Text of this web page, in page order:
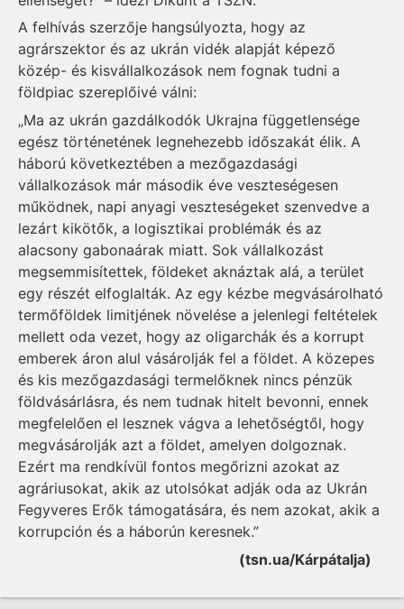
A felhívás szerzője hangsúlyozta, hogy az
agrárszektor és az ukrán vidék alapját képező
közép- és kisvállalkozások nem fognak tudni a
földpiac szereplőivé válni:
„Ma az ukrán gazdálkodók Ukrajna függetlensége
egész történetének legnehezebb időszakát élik. A
háború következtében a mezőgazdasági
vállalkozások már második éve veszteségesen
működnek, napi anyagi veszteségeket szenvedve a
lezárt kikötők, a logisztikai problémák és az
alacsony gabonaárak miatt. Sok vállalkozást
megsemmisítettek, földeket aknáztak alá, a terület
egy részét elfoglalták. Az egy kézbe megvásárolható
termőföldek limitjének növelése a jelenlegi feltételek
mellett oda vezet, hogy az oligarchák és a korrupt
emberek áron alul vásárolják fel a földet. A közepes
és kis mezőgazdasági termelőknek nincs pénzük
földvásárlásra, és nem tudnak hitelt bevonni, ennek
megfelelően el lesznek vágva a lehetőségtől, hogy
megvásárolják azt a földet, amelyen dolgoznak.
Ezért ma rendkívül fontos megőrizni azokat az
agráriusokat, akik az utolsókat adják oda az Ukrán
Fegyveres Erők támogatására, és nem azokat, akik a
korrupción és a háborún keresnek.”
(tsn.ua/Kárpátalja)